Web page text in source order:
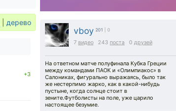
vboy 201 | 0
7 видео 243 поста 0 друзей
На ответном матче полуфинала Кубка Греции
между командами ПАОК и «Олимпиакос» в
Салониках, фигурально выражаясь, было так
же нестерпимо жарко, как в какой-нибудь
пустыне, когда солнце стоит в
зените.Футболисты на поле, уже царило
настоящее безумие.
дерево
+3